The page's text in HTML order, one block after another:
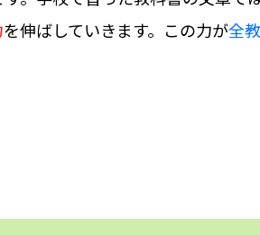
を伸ばしていきます。この力が全